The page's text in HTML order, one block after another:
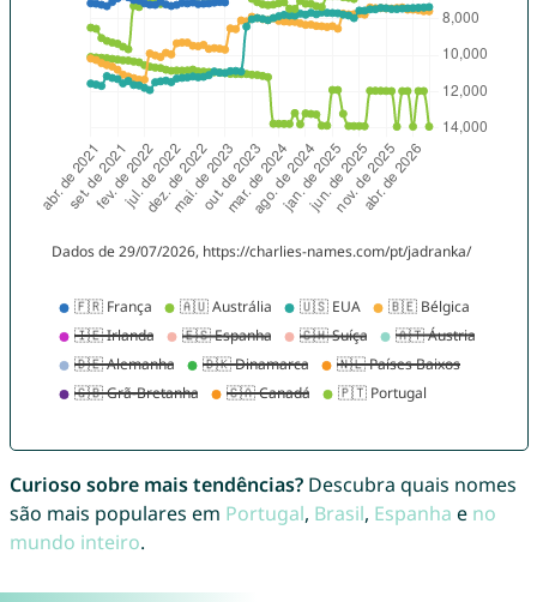
Curioso sobre mais tendências?Descubra quais nomes
são mais populares em Portugal, Brasil, Espanha e no
mundo inteiro.